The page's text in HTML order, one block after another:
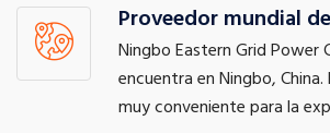
Proveedor mundial
Ningbo Eastern Grid Power
encuentra en Ningbo,
muy conveniente para la